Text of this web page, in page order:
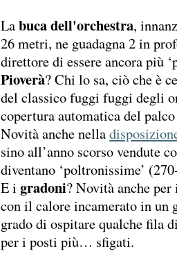
Labuca dell'orchestra,
26 metri, ne guadagna 2 in
direttore di essere ancora più
Pioverà? Chi lo sa, ciò che è
del classico fuggi fuggi degli
copertura automatica del
Novità anche nella
sino all’anno scorso vendute
diventano ‘poltronissime’
E igradoni? Novità anche
con il calore incamerato in un
grado di ospitare qualche fila
per i posti più… sfigati.